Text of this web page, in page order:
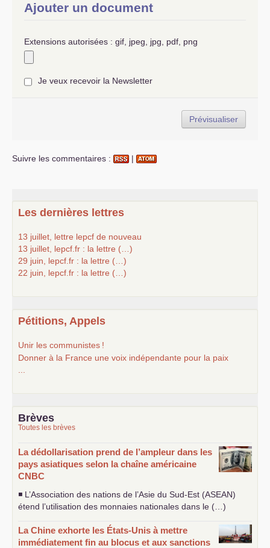
Ajouter un document
Extensions autorisées : gif, jpeg, jpg, pdf, png
Je veux recevoir la Newsletter
Suivre les commentaires : |
Les dernières lettres
13 juillet, lettre lepcf de nouveau
13 juillet, lepcf.fr : la lettre (…)
29 juin, lepcf.fr : la lettre (…)
22 juin, lepcf.fr : la lettre (…)
Pétitions, Appels
Unir les communistes !
Donner à la France une voix indépendante pour la paix
Brèves
Toutes les brèves
La dédollarisation prend de l’ampleur dans les
pays asiatiques selon la chaîne américaine
CNBC
◾ L’Association des nations de l’Asie du Sud-Est (ASEAN)
étend l’utilisation des monnaies nationales dans le (…)
La Chine exhorte les États-Unis à mettre
immédiatement fin au blocus et aux sanctions